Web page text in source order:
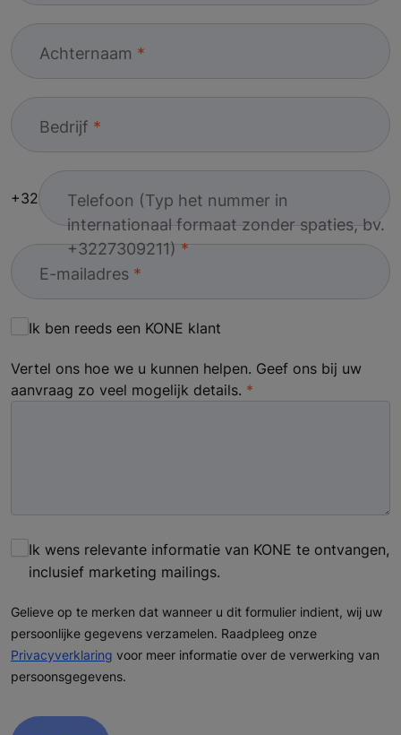
Achternaam
Bedrijf
Telefoon (Typ het nummer in
internationaal formaat zonder spaties, bv.
+3227309211)
+32
E-mailadres
Ik ben reeds een KONE klant
Vertel ons hoe we u kunnen helpen. Geef ons bij uw
aanvraag zo veel mogelijk details.
Ik wens relevante informatie van KONE te ontvangen,
inclusief marketing mailings.
Gelieve op te merken dat wanneer u dit formulier indient, wij uw
persoonlijke gegevens verzamelen. Raadpleeg onze
Privacyverklaring voor meer informatie over de verwerking van
persoonsgegevens.